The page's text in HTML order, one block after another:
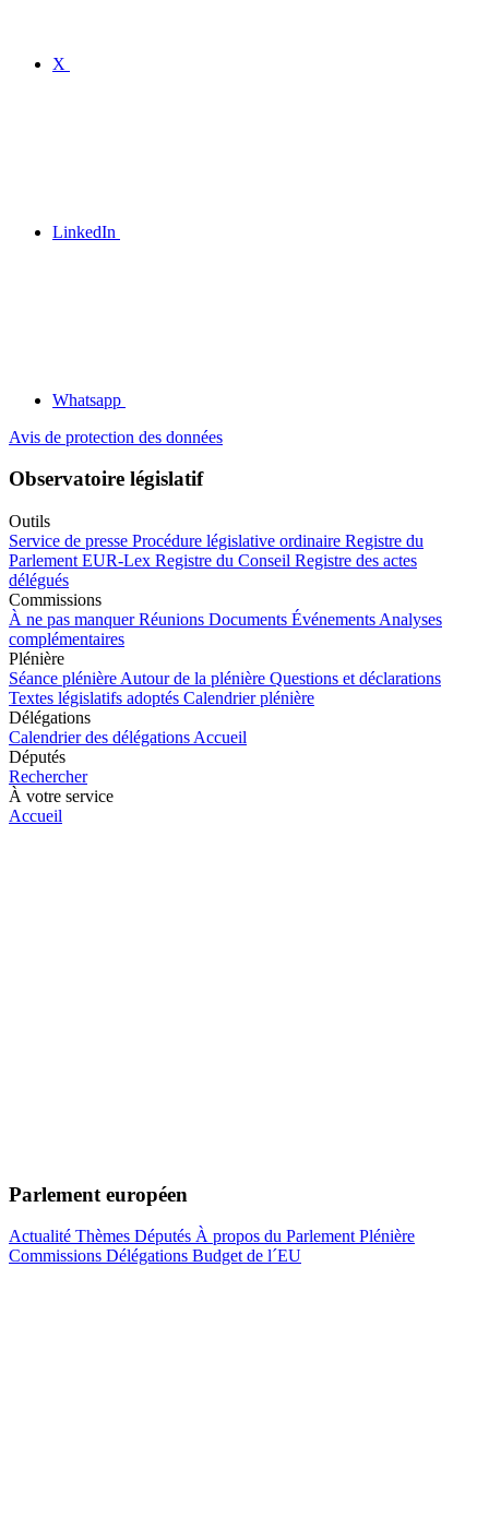
X
LinkedIn
Whatsapp
Avis de protection des données
Observatoire législatif
Outils
Service de presse Procédure législative ordinaire Registre du
Parlement EUR-Lex Registre du Conseil Registre des actes
délégués
Commissions
À ne pas manquer Réunions Documents Événements Analyses
complémentaires
Plénière
Séance plénière Autour de la plénière Questions et déclarations
Textes législatifs adoptés Calendrier plénière
Délégations
Calendrier des délégations Accueil
Députés
Rechercher
À votre service
Accueil
Parlement européen
Actualité Thèmes Députés À propos du Parlement Plénière
Commissions Délégations Budget de l´EU